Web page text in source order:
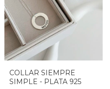
COLLAR SIEMPRE
SIMPLE - PLATA 925